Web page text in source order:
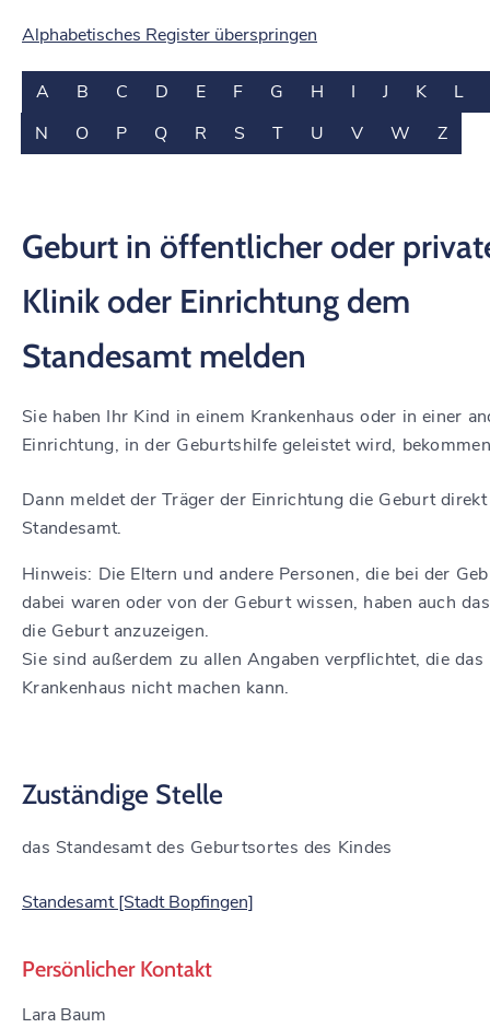
Alphabetisches Register überspringen
A B C D E F G H I J K
L
N
O P Q R S T U V W Z
Geburt in öffentlicher oder
Klinik oder Einrichtung dem
Standesamt melden
Sie haben Ihr Kind in einem Krankenhaus oder in einer
Einrichtung, in der Geburtshilfe geleistet wird,
Dann meldet der Träger der Einrichtung die Geburt
Standesamt.
Hinweis: Die Eltern und andere Personen, die bei der
dabei waren oder von der Geburt wissen, haben auch
die Geburt anzuzeigen.
Sie sind außerdem zu allen Angaben verpflichtet, die das
Krankenhaus nicht machen kann.
Zuständige Stelle
das Standesamt des Geburtsortes des Kindes
Standesamt [Stadt Bopfingen]
Persönlicher Kontakt
Lara Baum